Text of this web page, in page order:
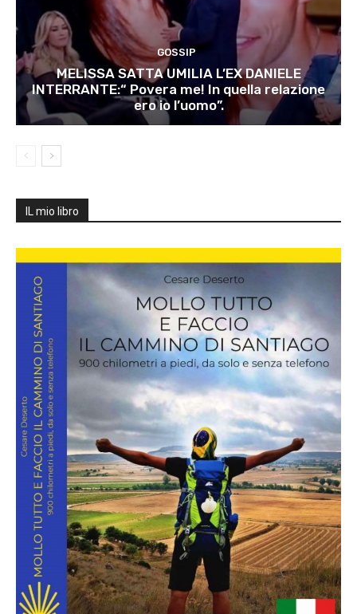
GOSSIP
MELISSA SATTA UMILIA L’EX DANIELE
INTERRANTE:“ Povera me! In quella relazione
ero io l’uomo”.
IL mio libro